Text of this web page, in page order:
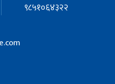
९८५१०६४३२२